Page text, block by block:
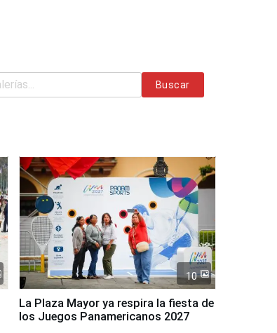
Buscar
10
La Plaza Mayor ya respira la fiesta de
los Juegos Panamericanos 2027